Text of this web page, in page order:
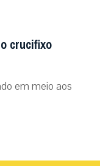
crucifixo
em meio aos